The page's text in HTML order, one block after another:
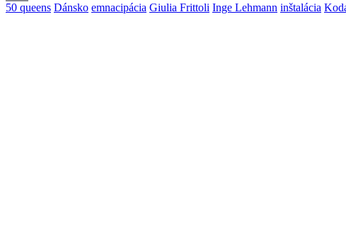
Email
50 queens Dánsko emnacipácia Giulia Frittoli Inge Lehmann inštalácia